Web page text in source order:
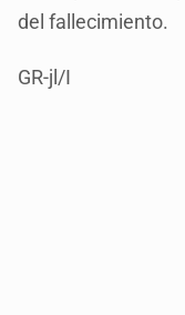
del fallecimiento.
GR-jl/I